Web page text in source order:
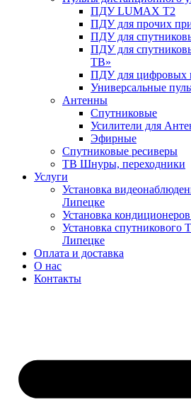
ПДУ LUMAX Т2
ПДУ для прочих
ПДУ для
ПДУ для
ТВ»
ПДУ для цифровых
Универсальные
Антенны
Спутниковые
Усилители для
Эфирные
Спутниковые ресиверы
ТВ Шнуры, переходники
Услуги
Установка
Липецке
Установка
Установка спутникового
Липецке
Оплата и доставка
О нас
Контакты